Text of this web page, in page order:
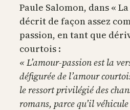
Paule Salomon, dans «
décrit de façon assez
passion, en tant que
courtois :
« L’amour-passion est la
défigurée de l’amour
le ressort privilégié des
romans, parce qu’il